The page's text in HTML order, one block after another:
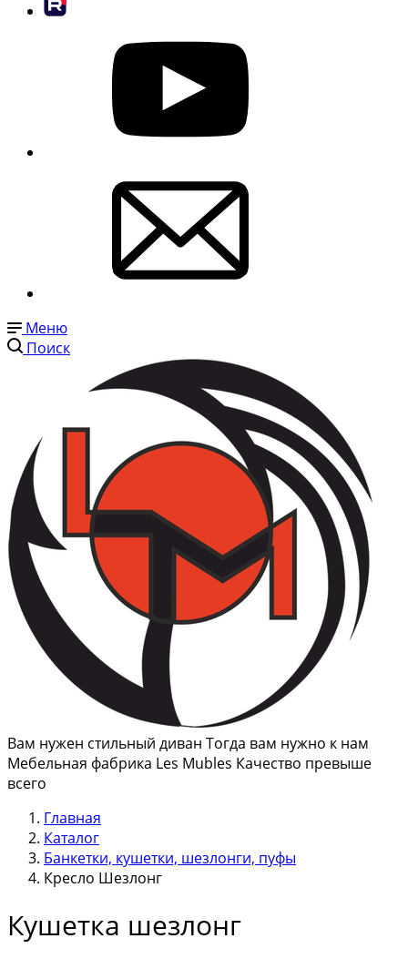
Меню
Поиск
Вам нужен стильный диван Тогда вам нужно к нам
Мебельная фабрика Les Mubles Качество превыше
всего
Главная
Каталог
Банкетки, кушетки, шезлонги, пуфы
Кресло Шезлонг
Кушетка шезлонг